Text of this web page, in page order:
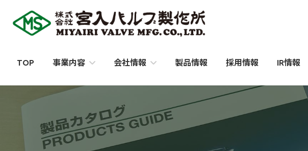
TOP 事業内容 会社情報 製品情報 採用情報 IR情報